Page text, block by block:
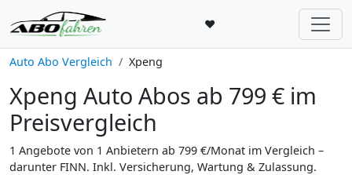
♥
Auto Abo Vergleich Xpeng
Xpeng Auto Abos ab 799 € im
Preisvergleich
1 Angebote von 1 Anbietern ab 799 €/Monat im Vergleich –
darunter FINN. Inkl. Versicherung, Wartung & Zulassung.